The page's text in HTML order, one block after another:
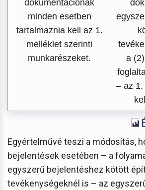
dokumentációnak
minden esetben
tartalmaznia kell az 1.
melléklet szerinti
munkarészeket.
a
– az
Egyértelművé teszi a módosítás,
bejelentések esetében – a
egyszerű bejelentéshez kötött
tevékenységeknél is – az